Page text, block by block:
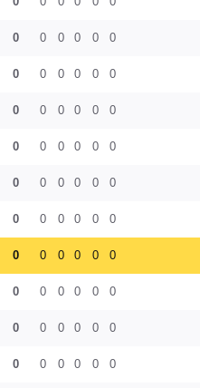
0
0
0
0
0
0
0
0
0
0
0
0
0
0
0
0
0
0
0
0
0
0
0
0
0
0
0
0
0
0
0
0
0
0
0
0
0
0
0
0
0
0
0
0
0
0
0
0
0
0
0
0
0
0
0
0
0
0
0
0